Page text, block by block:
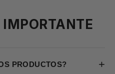
PRODUCTOS? +